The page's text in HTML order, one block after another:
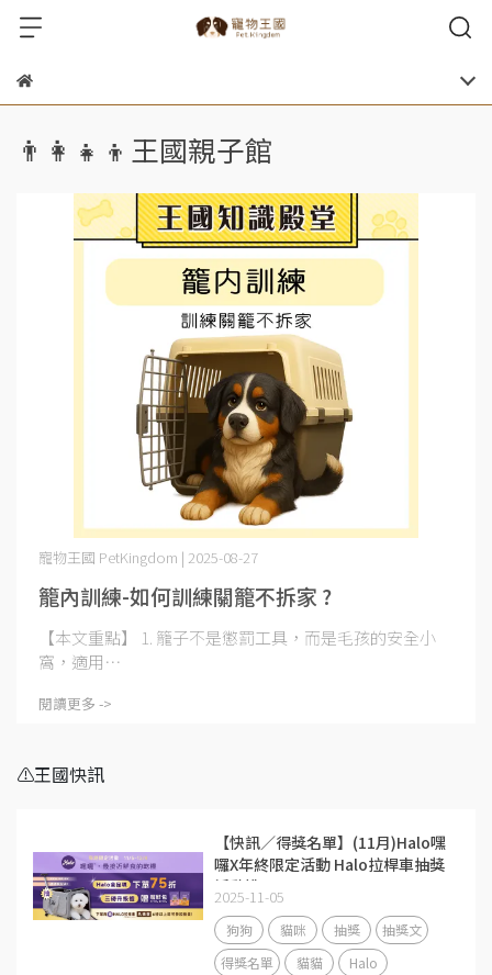
👨‍👩‍👧‍👦王國親子館
籠內訓練-如何訓練關籠不拆家 ?
寵物王國 PetKingdom | 2025-08-27
【本文重點】 1. 籠子不是懲罰工具，而是毛孩的安全小
窩，適用⋯
閱讀更多 ->
⚠️王國快訊
【快訊／得獎名單】(11月)Halo嘿
囉X年終限定活動 Halo拉桿車抽獎
活動說明
2025-11-05
狗狗 貓咪 抽獎
抽獎文
得獎名單
貓貓
Halo